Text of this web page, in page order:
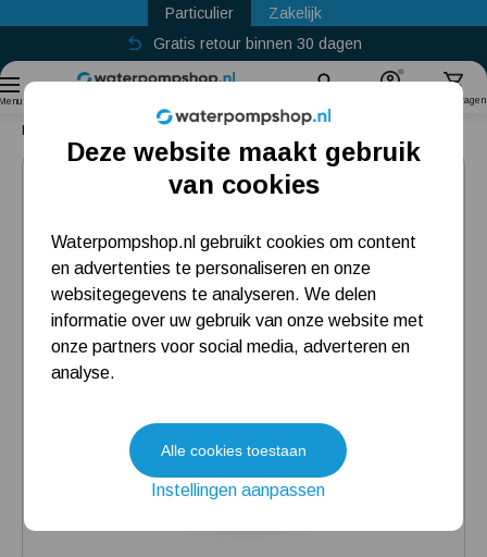
Particulier
Zakelijk
Gratis retour binnen 30 dagen
Winkelwagen
Hydrofoorpomp
Dompelpomp
Pompput
Meest gelezen blogs
Tuin besproeien? Lees hier welke tuinpomp u nodig heeft
Installatie van een beregenings- / hydrofoorpomp
Deze website maakt gebruik
van cookies
Waterpompshop.nl gebruikt cookies om content
en advertenties te personaliseren en onze
websitegegevens te analyseren. We delen
informatie over uw gebruik van onze website met
onze partners voor social media, adverteren en
analyse.
Alle cookies toestaan
Instellingen aanpassen